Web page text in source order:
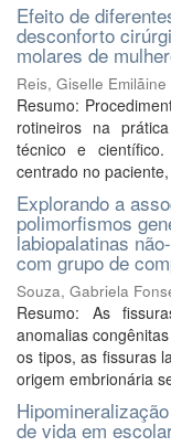
Efeito de
desconforto
molares de
Reis, Giselle
Resumo:
rotineiros na
técnico e
centrado no
Explorando a
polimorfismos
labiopalatinas
com grupo de
Souza, Gabriela
Resumo: As
anomalias
os tipos, as fissuras
origem embrionária
de vida em